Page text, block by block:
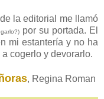
la editorial me llamó
por su portada. El
mi estantería y no ha
cogerlo y devorarlo.
, Regina Roman